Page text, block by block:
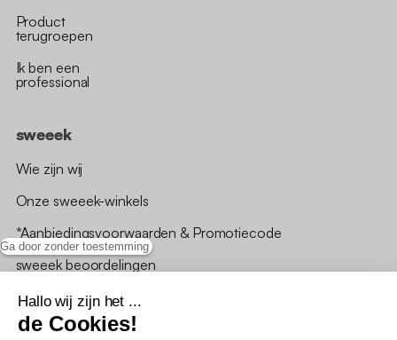
Ga door zonder toestemming
Hallo wij zijn het ...
de Cookies!
Product
terugroepen
Ik ben een
professional
sweeek
Wie zijn wij
Onze sweeek-winkels
*Aanbiedingsvoorwaarden & Promotiecode
sweeek beoordelingen